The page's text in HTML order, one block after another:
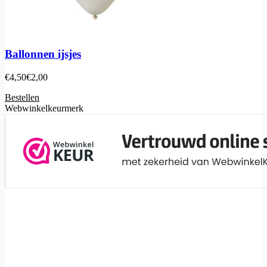
Ballonnen ijsjes
€4,50€2,00
Bestellen
Webwinkelkeurmerk